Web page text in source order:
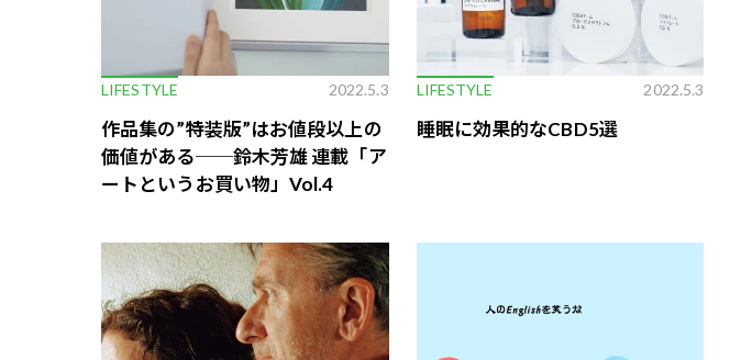
LIFESTYLE 2022.5.3
作品集の”特装版”はお値段以上の
価値がある──鈴木芳雄 連載「ア
ートというお買い物」Vol.4
LIFESTYLE 2022.5.3
睡眠に効果的なCBD5選